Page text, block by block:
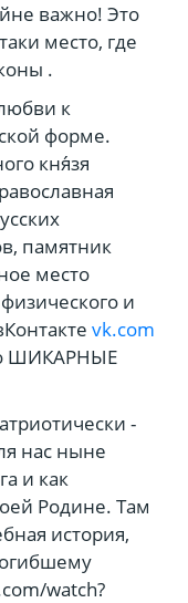
важно! Это
место, где
.
к
форме.
кня́зя
памятник
место
и
vk.com
ШИКАРНЫЕ
-
нас ныне
и как
Родине. Там
история,
watch?